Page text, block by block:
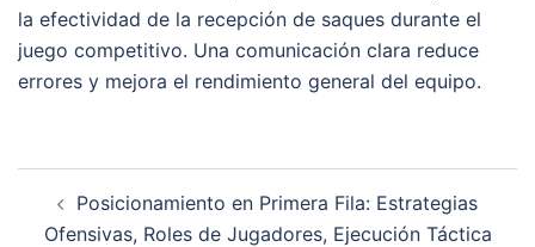
la efectividad de la recepción de saques durante el
juego competitivo. Una comunicación clara reduce
errores y mejora el rendimiento general del equipo.
navigation
Posicionamiento en Primera Fila: Estrategias
Ofensivas, Roles de Jugadores, Ejecución Táctica